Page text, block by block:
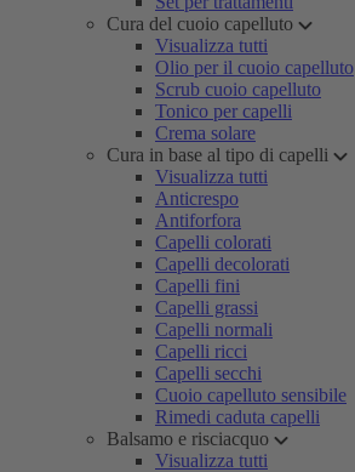
Cura del cuoio capelluto
Visualizza tutti
Olio per il cuoio capelluto
Scrub cuoio capelluto
Tonico per capelli
Crema solare
Cura in base al tipo di capelli
Visualizza tutti
Anticrespo
Antiforfora
Capelli colorati
Capelli decolorati
Capelli fini
Capelli grassi
Capelli normali
Capelli ricci
Capelli secchi
Cuoio capelluto sensibile
Rimedi caduta capelli
Balsamo e risciacquo
Visualizza tutti